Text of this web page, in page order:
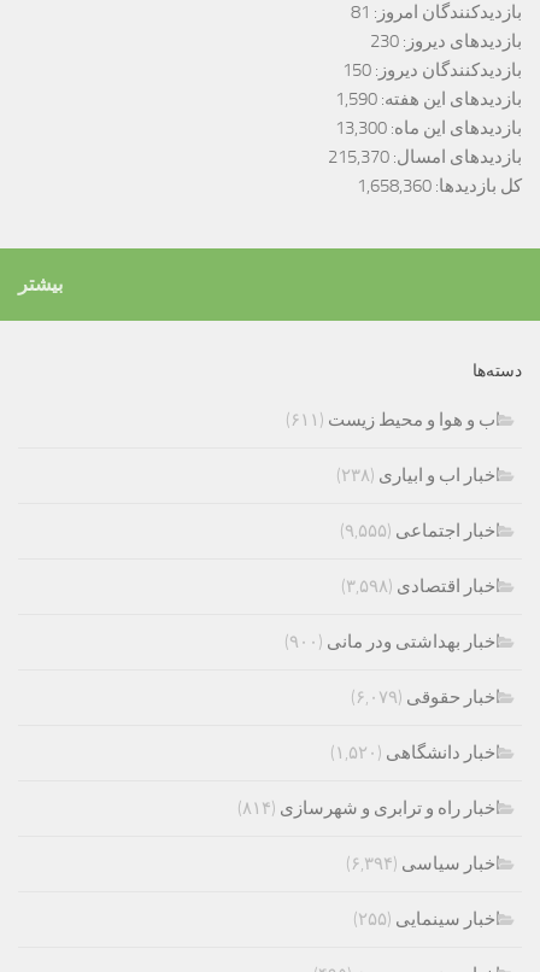
بازدیدکنندگان امروز: 81
بازدیدهای دیروز: 230
بازدیدکنندگان دیروز: 150
بازدیدهای این هفته: 1,590
بازدیدهای این ماه: 13,300
بازدیدهای امسال: 215,370
کل بازدیدها: 1,658,360
بیشتر
دسته‌ها
اب و هوا و محیط زیست (۶۱۱)
اخبار اب و ابیاری (۲۳۸)
اخبار اجتماعی (۹,۵۵۵)
اخبار اقتصادی (۳,۵۹۸)
اخبار بهداشتی ودر مانی (۹۰۰)
اخبار حقوقی (۶,۰۷۹)
اخبار دانشگاهی (۱,۵۲۰)
اخبار راه و ترابری و شهرسازی (۸۱۴)
اخبار سیاسی (۶,۳۹۴)
اخبار سینمایی (۲۵۵)